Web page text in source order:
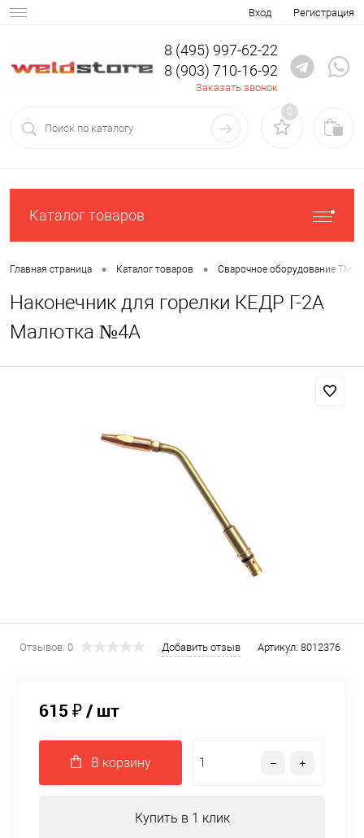
Вход Регистрация
8 (495) 997-62-22
8 (903) 710-16-92
Заказать звонок
0
Каталог товаров
Главная страница • Каталог товаров • Сварочное оборудование ТМ
Наконечник для горелки КЕДР Г-2А
Малютка №4А
Отзывов: 0 Добавить отзыв Артикул: 8012376
615 ₽/ шт
В корзину
Купить в 1 клик